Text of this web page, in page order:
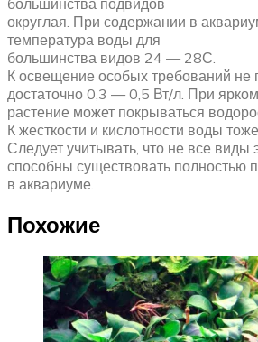
большинства подвидов
округлая. При содержании в
температура воды для
большинства видов 24 — 28С.
К освещение особых требований не
достаточно 0,3 — 0,5 Вт/л. При
растение может покрываться
К жесткости и кислотности воды
Следует учитывать, что не все виды
способны существовать полностью
в аквариуме.
Похожие